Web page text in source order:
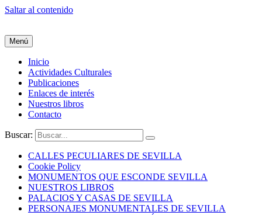
Saltar al contenido
Menú
Inicio
Actividades Culturales
Publicaciones
Enlaces de interés
Nuestros libros
Contacto
Buscar:
CALLES PECULIARES DE SEVILLA
Cookie Policy
MONUMENTOS QUE ESCONDE SEVILLA
NUESTROS LIBROS
PALACIOS Y CASAS DE SEVILLA
PERSONAJES MONUMENTALES DE SEVILLA